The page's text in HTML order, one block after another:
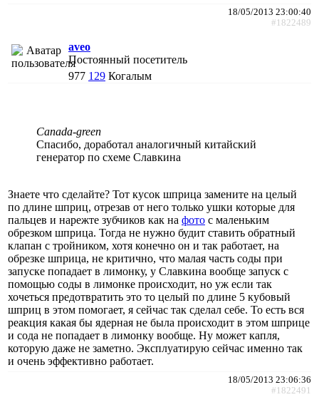
18/05/2013 23:00:40
#1822489
aveo
Постоянный посетитель
977 129 Когалым
Canada-green
Спасибо, доработал аналогичный китайский
генератор по схеме Славкина
Знаете что сделайте? Тот кусок шприца замените на целый
по длине шприц, отрезав от него только ушки которые для
пальцев и нарежте зубчиков как на фото с маленьким
обрезком шприца. Тогда не нужно будит ставить обратный
клапан с тройником, хотя конечно он и так работает, на
обрезке шприца, не критично, что малая часть соды при
запуске попадает в лимонку, у Славкина вообще запуск с
помощью соды в лимонке происходит, но уж если так
хочеться предотвратить это то целый по длине 5 кубовый
шприц в этом помогает, я сейчас так сделал себе. То есть вся
реакция какая бы ядерная не была происходит в этом шприце
и сода не попадает в лимонку вообще. Ну может капля,
которую даже не заметно. Эксплуатирую сейчас именно так
и очень эффективно работает.
18/05/2013 23:06:36
#1822491